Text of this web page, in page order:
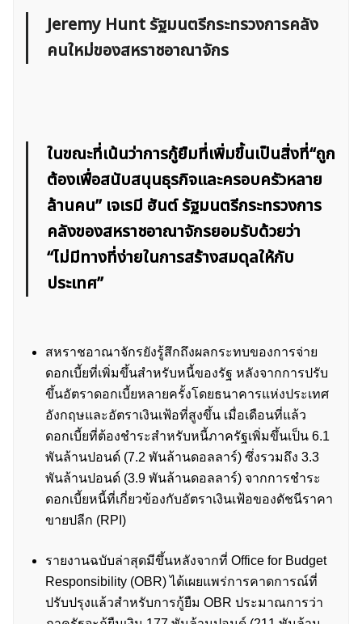
Jeremy Hunt รัฐมนตรีกระทรวงการคลัง
คนใหม่ของสหราชอาณาจักร
ในขณะที่เน้นว่าการกู้ยืมที่เพิ่มขึ้นเป็นสิ่งที่“ถูก
ต้องเพื่อสนับสนุนธุรกิจและครอบครัวหลาย
ล้านคน” เจเรมี ฮันต์ รัฐมนตรีกระทรวงการ
คลังของสหราชอาณาจักรยอมรับด้วยว่า
“ไม่มีทางที่ง่ายในการสร้างสมดุลให้กับ
ประเทศ”
สหราชอาณาจักรยังรู้สึกถึงผลกระทบของการจ่าย
ดอกเบี้ยที่เพิ่มขึ้นสำหรับหนี้ของรัฐ หลังจากการปรับ
ขึ้นอัตราดอกเบี้ยหลายครั้งโดยธนาคารแห่งประเทศ
อังกฤษและอัตราเงินเฟ้อที่สูงขึ้น เมื่อเดือนที่แล้ว
ดอกเบี้ยที่ต้องชำระสำหรับหนี้ภาครัฐเพิ่มขึ้นเป็น 6.1
พันล้านปอนด์ (7.2 พันล้านดอลลาร์) ซึ่งรวมถึง 3.3
พันล้านปอนด์ (3.9 พันล้านดอลลาร์) จากการชำระ
ดอกเบี้ยหนี้ที่เกี่ยวข้องกับอัตราเงินเฟ้อของดัชนีราคา
ขายปลีก (RPI)
รายงานฉบับล่าสุดมีขึ้นหลังจากที่ Office for Budget
Responsibility (OBR) ได้เผยแพร่การคาดการณ์ที่
ปรับปรุงแล้วสำหรับการกู้ยืม OBR ประมาณการว่า